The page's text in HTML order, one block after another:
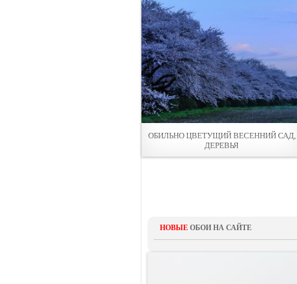
ОБИЛЬНО ЦВЕТУЩИЙ ВЕСЕННИЙ САД,
ДЕРЕВЬЯ
НОВЫЕ ОБОИ НА САЙТЕ